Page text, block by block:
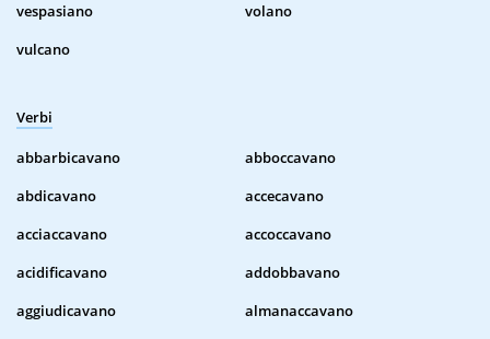
vespasiano
volano
vulcano
Verbi
abbarbicavano
abboccavano
abdicavano
accecavano
acciaccavano
accoccavano
acidificavano
addobbavano
aggiudicavano
almanaccavano